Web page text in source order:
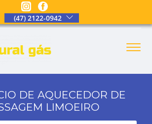
(47) 2122-0942
DE AQUECEDOR DE
LIMOEIRO